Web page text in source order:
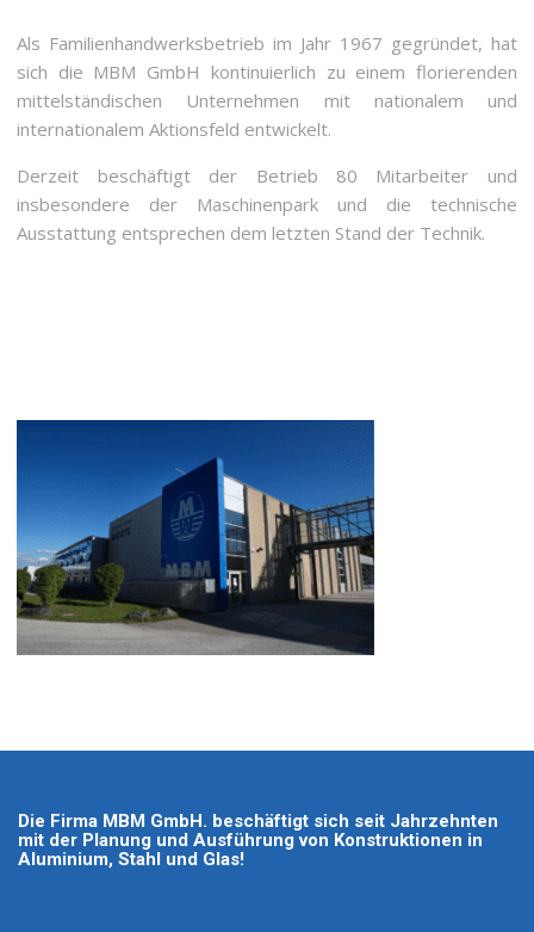
Als Familienhandwerksbetrieb im Jahr 1967 gegründet, hat
sich die MBM GmbH kontinuierlich zu einem florierenden
mittelständischen Unternehmen mit nationalem und
internationalem Aktionsfeld entwickelt.
Derzeit beschäftigt der Betrieb 80 Mitarbeiter und
insbesondere der Maschinenpark und die technische
Ausstattung entsprechen dem letzten Stand der Technik.
Die Firma MBM GmbH. beschäftigt sich seit Jahrzehnten
mit der Planung und Ausführung von Konstruktionen in
Aluminium, Stahl und Glas!